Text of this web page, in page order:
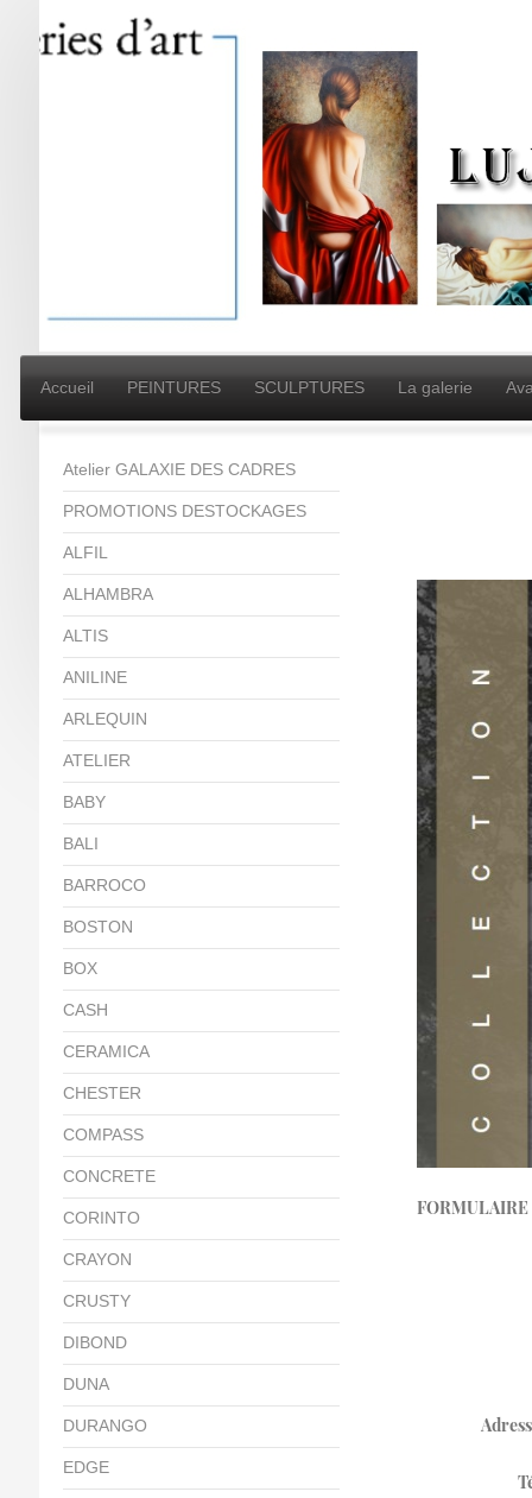
Accueil PEINTURES SCULPTURES La galerie
FORMULAIRE
Atelier GALAXIE DES CADRES
PROMOTIONS DESTOCKAGES
ALFIL
ALHAMBRA
ALTIS
ANILINE
ARLEQUIN
ATELIER
BABY
BALI
BARROCO
BOSTON
BOX
CASH
CERAMICA
CHESTER
COMPASS
CONCRETE
CORINTO
CRAYON
CRUSTY
DIBOND
DUNA
DURANGO
EDGE